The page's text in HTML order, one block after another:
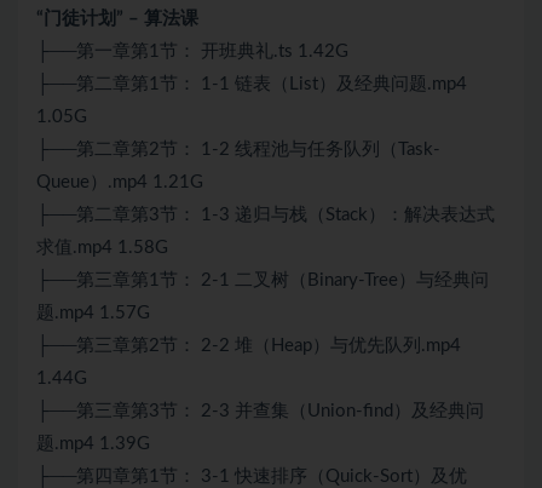
“门徒计划” – 算法课
├──第一章第1节： 开班典礼.ts 1.42G
├──第二章第1节： 1-1 链表（List）及经典问题.mp4
1.05G
├──第二章第2节： 1-2 线程池与任务队列（Task-
Queue）.mp4 1.21G
├──第二章第3节： 1-3 递归与栈（Stack）：解决表达式
求值.mp4 1.58G
├──第三章第1节： 2-1 二叉树（Binary-Tree）与经典问
题.mp4 1.57G
├──第三章第2节： 2-2 堆（Heap）与优先队列.mp4
1.44G
├──第三章第3节： 2-3 并查集（Union-find）及经典问
题.mp4 1.39G
├──第四章第1节： 3-1 快速排序（Quick-Sort）及优